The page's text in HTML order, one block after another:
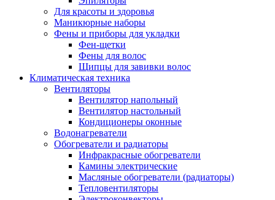
Для красоты и здоровья
Маникюрные наборы
Фены и приборы для укладки
Фен-щетки
Фены для волос
Щипцы для завивки волос
Климатическая техника
Вентиляторы
Вентилятор напольный
Вентилятор настольный
Кондиционеры оконные
Водонагреватели
Обогреватели и радиаторы
Инфракрасные обогреватели
Камины электрические
Масляные обогреватели (радиаторы)
Тепловентиляторы